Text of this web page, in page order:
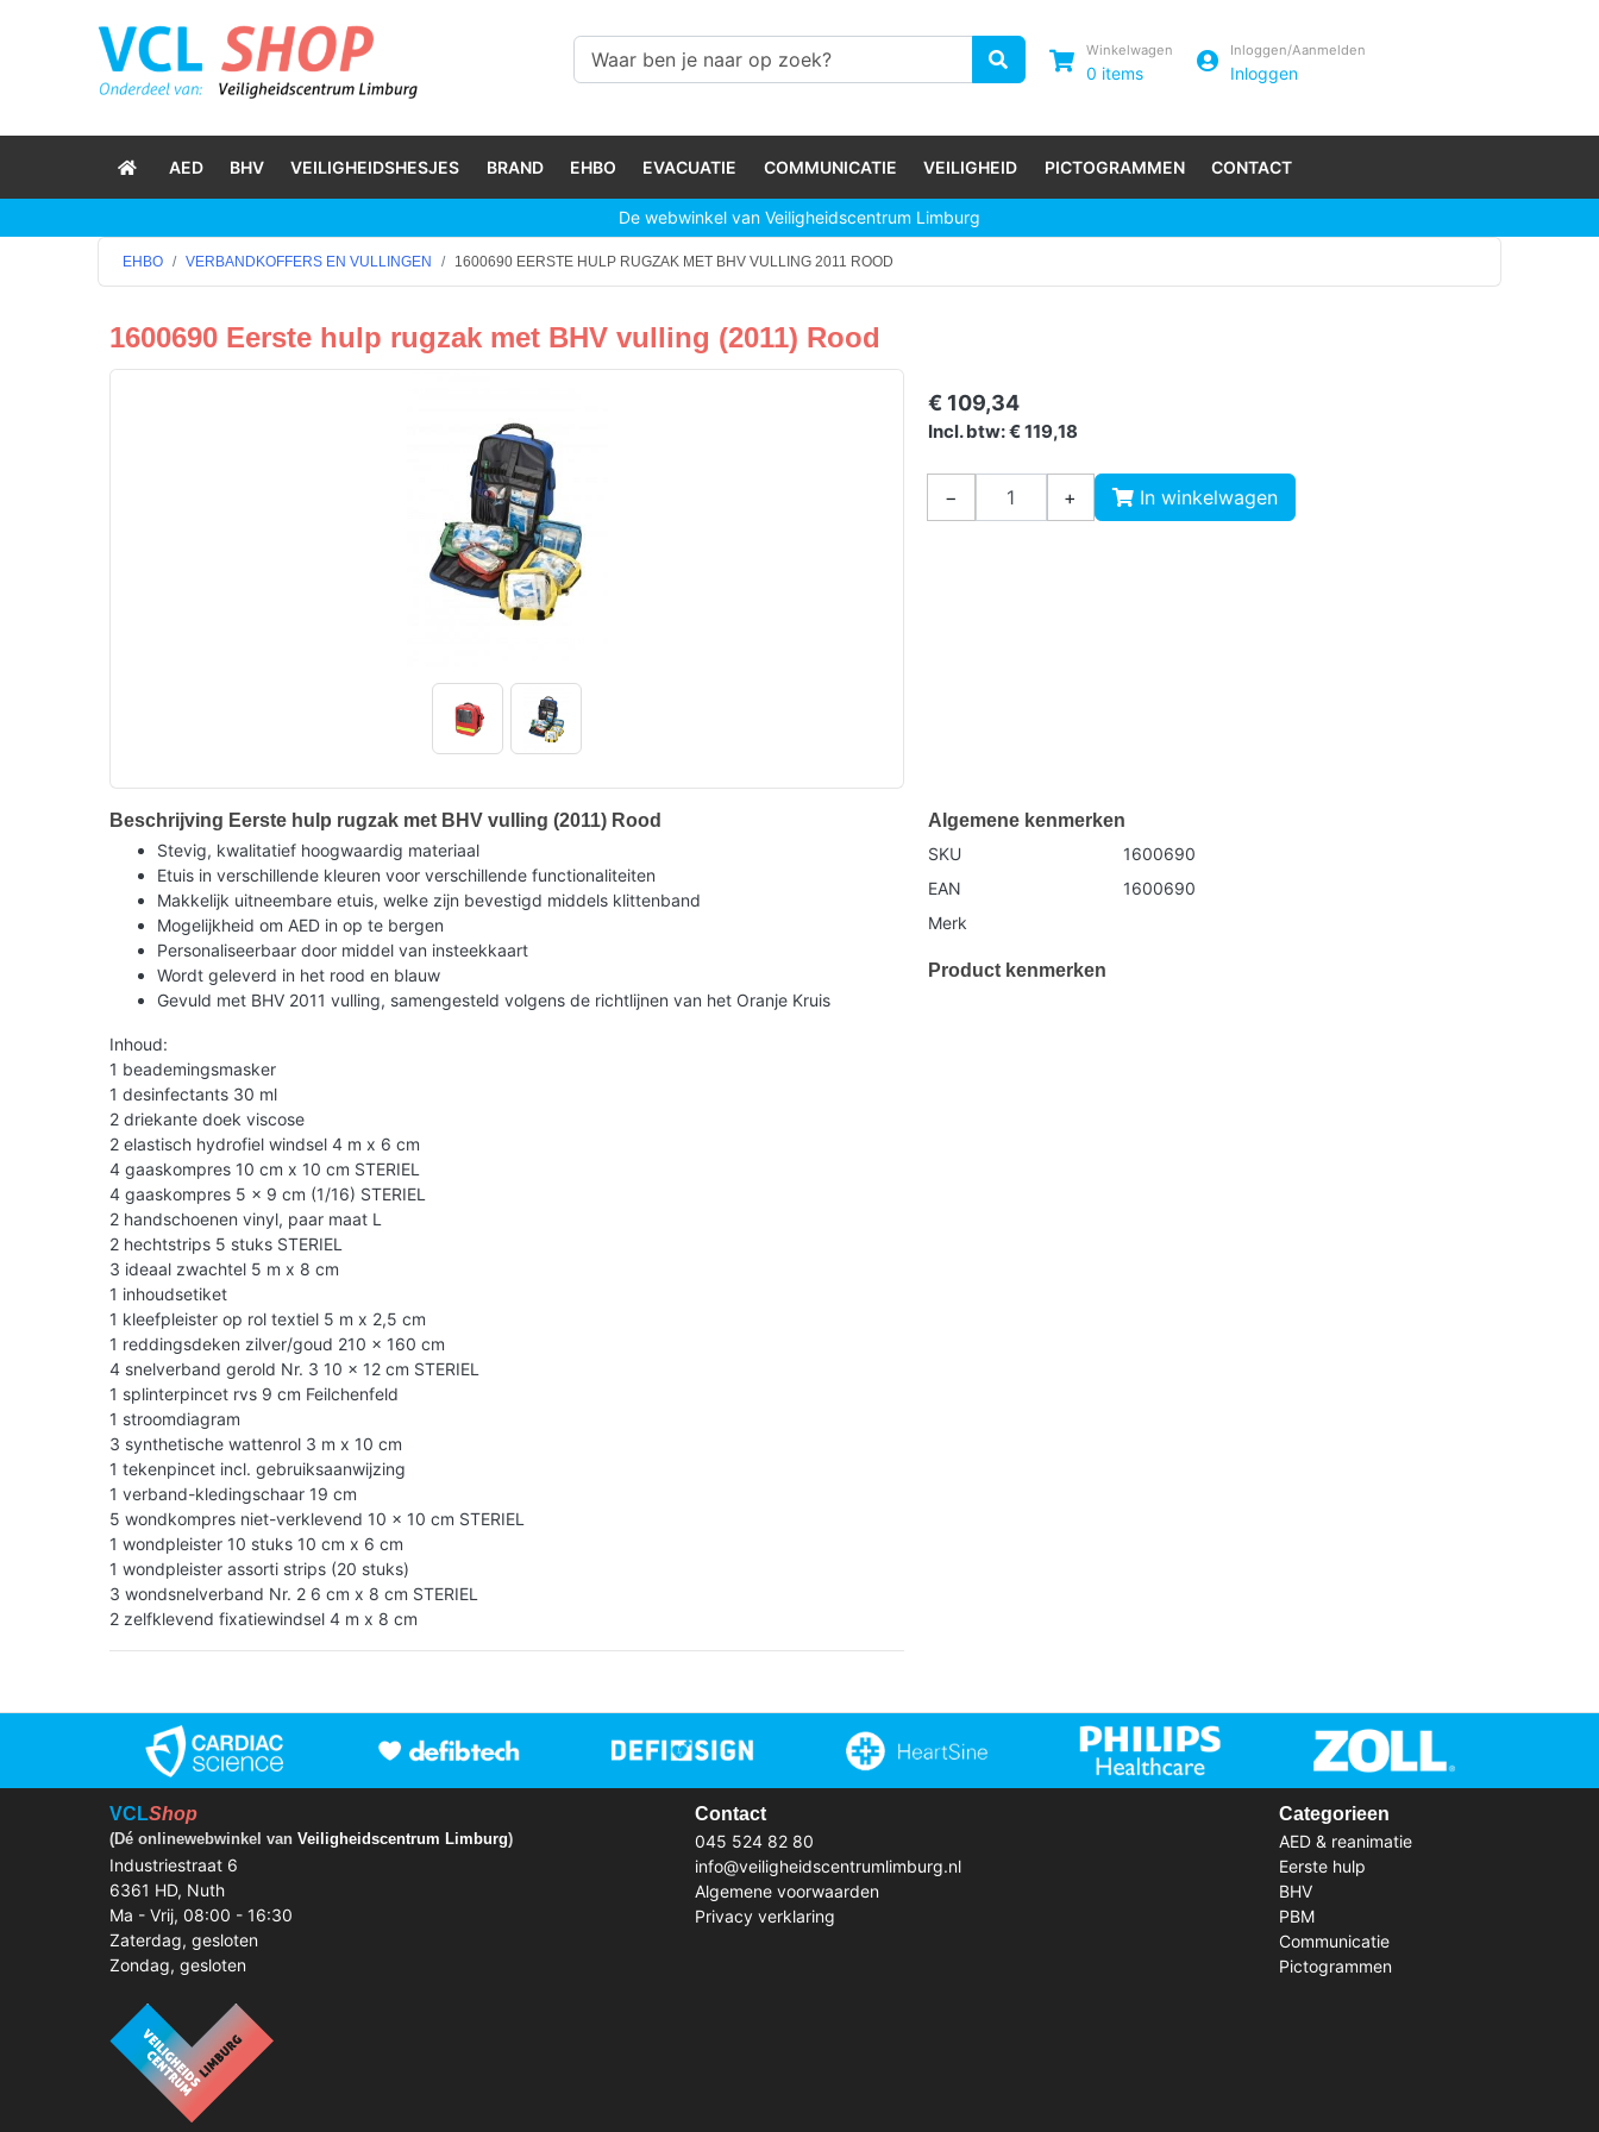
Winkelwagen
0 items
Inloggen/Aanmelden
Inloggen
AED BHV VEILIGHEIDSHESJES BRAND EHBO EVACUATIE COMMUNICATIE VEILIGHEID PICTOGRAMMEN CONTACT
De webwinkel van Veiligheidscentrum Limburg
EHBO VERBANDKOFFERS EN VULLINGEN 1600690 EERSTE HULP RUGZAK MET BHV VULLING 2011 ROOD
1600690 Eerste hulp rugzak met BHV vulling (2011) Rood
€ 109,34
Incl. btw: € 119,18
− + In winkelwagen
Beschrijving Eerste hulp rugzak met BHV vulling (2011) Rood
Stevig, kwalitatief hoogwaardig materiaal
Etuis in verschillende kleuren voor verschillende functionaliteiten
Makkelijk uitneembare etuis, welke zijn bevestigd middels klittenband
Mogelijkheid om AED in op te bergen
Personaliseerbaar door middel van insteekkaart
Wordt geleverd in het rood en blauw
Gevuld met BHV 2011 vulling, samengesteld volgens de richtlijnen van het Oranje Kruis
Inhoud:
1 beademingsmasker
1 desinfectants 30 ml
2 driekante doek viscose
2 elastisch hydrofiel windsel 4 m x 6 cm
4 gaaskompres 10 cm x 10 cm STERIEL
4 gaaskompres 5 x 9 cm (1/16) STERIEL
2 handschoenen vinyl, paar maat L
2 hechtstrips 5 stuks STERIEL
3 ideaal zwachtel 5 m x 8 cm
1 inhoudsetiket
1 kleefpleister op rol textiel 5 m x 2,5 cm
1 reddingsdeken zilver/goud 210 x 160 cm
4 snelverband gerold Nr. 3 10 x 12 cm STERIEL
1 splinterpincet rvs 9 cm Feilchenfeld
1 stroomdiagram
3 synthetische wattenrol 3 m x 10 cm
1 tekenpincet incl. gebruiksaanwijzing
1 verband-kledingschaar 19 cm
5 wondkompres niet-verklevend 10 x 10 cm STERIEL
1 wondpleister 10 stuks 10 cm x 6 cm
1 wondpleister assorti strips (20 stuks)
3 wondsnelverband Nr. 2 6 cm x 8 cm STERIEL
2 zelfklevend fixatiewindsel 4 m x 8 cm
Algemene kenmerken
SKU
1600690
EAN
1600690
Merk
Product kenmerken
VCLShop
(Dé onlinewebwinkel van Veiligheidscentrum Limburg)
Industriestraat 6
6361 HD, Nuth
Ma - Vrij, 08:00 - 16:30
Zaterdag, gesloten
Zondag, gesloten
Contact
045 524 82 80
info@veiligheidscentrumlimburg.nl
Algemene voorwaarden
Privacy verklaring
Categorieen
AED & reanimatie
Eerste hulp
BHV
PBM
Communicatie
Pictogrammen